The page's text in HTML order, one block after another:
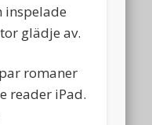
inspelade
glädje av.
romaner
reader iPad.